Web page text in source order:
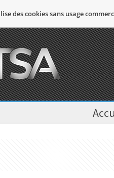
des cookies sans usage